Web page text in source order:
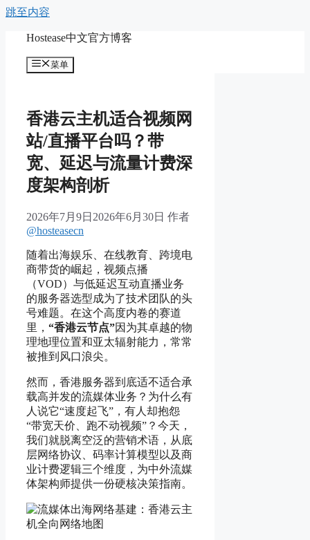
跳至内容
Hostease中文官方博客
菜单
香港云主机适合视频网
站/直播平台吗？带
宽、延迟与流量计费深
度架构剖析
2026年7月9日 2026年6月30日 作者
@hosteasecn
随着出海娱乐、在线教育、跨境电
商带货的崛起，视频点播
（VOD）与低延迟互动直播业务
的服务器选型成为了技术团队的头
号难题。在这个高度内卷的赛道
里， “香港云节点”因为其卓越的物
理地理位置和亚太辐射能力，常常
被推到风口浪尖。
然而，香港服务器到底适不适合承
载高并发的流媒体业务？为什么有
人说它“速度起飞”，有人却抱怨
“带宽天价、跑不动视频”？今天，
我们就脱离空泛的营销术语，从底
层网络协议、码率计算模型以及商
业计费逻辑三个维度，为中外流媒
体架构师提供一份硬核决策指南。